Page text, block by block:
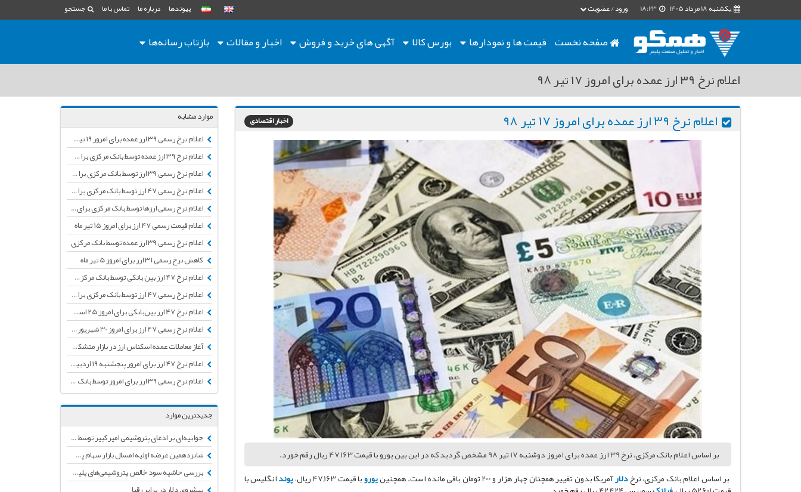
پیوندها درباره ما تماس با ما جستجو یکشنبه 18 مرداد 1405 ورود / عضویت
صفحه نخست قیمت هاو نمودارها بورس کالا آگهی های خرید و فروش اخبار و مقالات بازتاب رسانه‌ها
اعلام نرخ ۳۹ ارز عمده برای امروز ۱۷ تیر ۹۸
اخبار اقتصادی اعلام نرخ ۳۹ ارز عمده برای امروز ۱۷ تیر ۹۸
بر اساس اعلام بانک مرکزی، نرخ 39 ارز عمده برای امروز دوشنبه 17 تیر 98 مشخص گردید که در این بین یورو با قیمت 47,163 ریال رقم خورد.
بر اساس اعلام بانک مرکزی، نرخدلارآمریکا بدون تغییر همچنان چهار هزار و 200 تومان باقی مانده است. همچنین یوروبا قیمت 47,163 ریال، پوندانگلیس با
موارد مشابه
اعلام نرخ رسمی ۳۹ ارز عمده برای امروز ۱۹ تیر توسط بانک مرکزی
اعلام نرخ ۳۹ ارز عمده توسط بانک مرکزی برای امروز 14 اردیبهشت ماه
اعلام نرخ رسمی 39 ارز توسط بانک مرکزی برای امروز 3 تیر 98
اعلام نرخ رسمی 47 ارز توسط بانک مرکزی برای امروز 10 تیر ماه
اعلام نرخ رسمی ارزها توسط بانک مرکزی برای امروز ۳۰ تیر
اعلام قیمت رسمی ۴۷ ارز برای امروز ۱۵ تیر ماه
اعلام نرخ رسمی 39 ارز عمده توسط بانک مرکزی
کاهش نرخ رسمی ۳۱ ارز برای امروز 5 تیر ماه
اعلام نرخ ۴۷ ارز بین بانکی توسط بانک مرکزی برای امروز/ افزایش نرخ ۱۰ ارز
اعلام نرخ رسمی ۴۷ ارز توسط بانک مرکزی برای امروز/ کاهش نرخ ۲۵ ارز از جمله یورو
اعلام نرخ 47 ارز بین‌بانکی برای امروز 25 اسفند97: افزایش قیمت ۲۷ ارز
اعلام نرخ رسمی 47 ارز برای امروز 30 شهریور/ افزایش قیمت 24 ارز در بازار بین بانکی
آغاز معاملات عمده اسکناس ارز در بازار متشکل ارزی از هفته آینده/ حضور ١٠٠ صراف شناسنامه دار در این بازار
اعلام نرخ ۴۷ ارز برای امروز پنجشنبه ۱۹ اردیبهشت توسط بانک مرکزی
اعلام نرخ رسمی ۳۹ ارز برای امروز توسط بانک مرکزی
جدیدترین موارد
جوابیه‌ای بر ادعای پتروشیمی امیرکبیر توسط انجمن تولید کنندگان لوله و اتصالات پلی‌اتیلن
شانزدهمین عرضه اولیه امسال بازار سهام پس از چند ماه توقف
بررسی حاشیه سود خالص پتروشیمی‌های پلیمرساز + جدول